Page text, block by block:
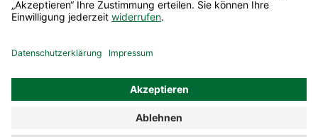
Informationen
Alle Preise inkl. gesetzl. Mehrwertsteuer zzgl.Versandkosten
und ggf. Nachnahmegebühren, wenn nicht anders
angegeben.